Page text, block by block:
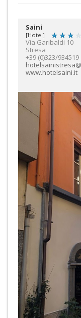
Saini
[Hotel]
Via Garibaldi 10
Stresa
+39 (0)323/934519
www.hotelsaini.it